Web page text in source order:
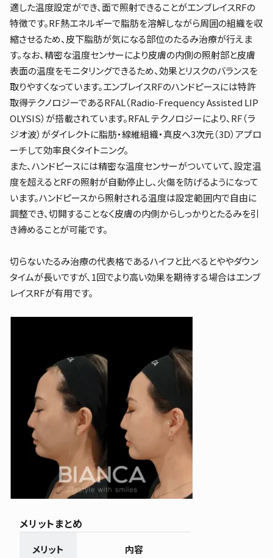
適した温度設定ができ、面で照射できることがエンブレイスRFの
特徴です。RF熱エネルギーで脂肪を溶解しながら周囲の組織を収
縮させるため、皮下脂肪が気になる部位のたるみ治療が行えま
す。なお、精密な温度センサーにより皮膚の内側の照射部と皮膚
表面の温度をモニタリングできるため、効果とリスクのバランスを
取りやすくなっています。エンブレイスRFのハンドピースには特許
取得テクノロジーであるRFAL（Radio-Frequency Assisted LIP
OLYSIS）が搭載されています。RFAL テクノロジーにより、RF（ラ
ジオ波）がダイレクトに脂肪・線維組織・真皮へ3次元（3D）アプロ
ーチして効率良くタイトニング。
また、ハンドピースには精密な温度センサーがついていて、設定温
度を超えるとRFの照射が自動停止し、火傷を防げるようになって
います。ハンドピースから照射される温度は設定範囲内で自由に
調整でき、切開することなく皮膚の内側からしっかりとたるみを引
き締めることが可能です。
切らないたるみ治療の代表格であるハイフと比べるとややダウン
タイムが長いですが、1回でより高い効果を期待する場合はエンブ
レイスRFが有用です。
メリットまとめ
メリット 内容